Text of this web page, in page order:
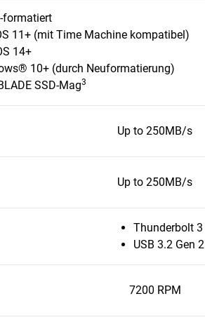
formatiert
11+ (mit Time Machine kompatibel)
14+
10+ (durch Neuformatierung)
SSD-Mag3
Up to 250MB/s
Up to 250MB/s
Thunderbolt 3
USB 3.2 Gen 2
7200 RPM